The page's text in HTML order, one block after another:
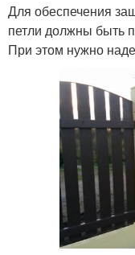
Для обеспечения
петли должны быть
При этом нужно